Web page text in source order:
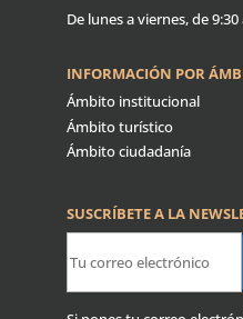
De lunes a viernes, de 9:30
INFORMACIÓN POR
Ámbito institucional
Ámbito turístico
Ámbito ciudadanía
SUSCRÍBETE A LA